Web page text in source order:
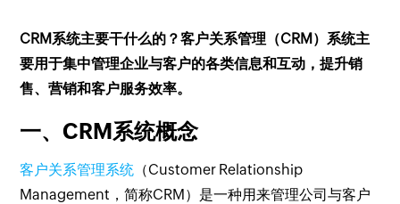
CRM系统主要干什么的？客户关系管理（CRM）系统主
要用于集中管理企业与客户的各类信息和互动，提升销
售、营销和客户服务效率。
一、CRM系统概念
客户关系管理系统 （Customer Relationship
Management，简称CRM）是一种用来管理公司与客户